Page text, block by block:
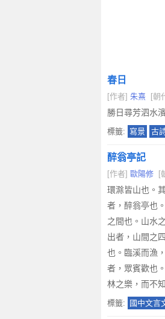
春日
[作者] 朱熹 [朝
勝日尋芳泗水
標籤: 寫景 古
醉翁亭記
[作者] 歐陽修 [
環滁皆山也。
者，醉翁亭也
之間也。山水
出者，山間之
也。臨溪而漁
者，眾賓歡也
林之樂，而不
標籤: 國中文言